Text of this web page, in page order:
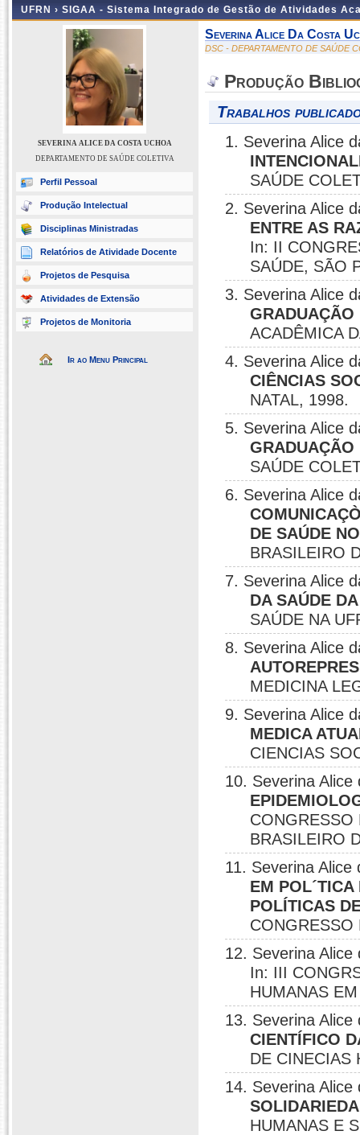
UFRN › SIGAA - Sistema Integrado de Gestão de Atividades
SEVERINA ALICE DA COSTA UCHOA
DEPARTAMENTO DE SAÚDE COLETIVA
Perfil Pessoal
Produção Intelectual
Disciplinas Ministradas
Relatórios de Atividade Docente
Projetos de Pesquisa
Atividades de Extensão
Projetos de Monitoria
Ir ao Menu Principal
Severina Alice Da Costa
DSC - DEPARTAMENTO DE SAÚDE
Produção
Trabalhos
1. Severina Alice
SAÚDE
2. Severina Alice
ENTRE AS
In: II
SAÚDE, SÃO
3. Severina Alice
GRADUAÇÃO
ACADÊMICA
4. Severina Alice
CIÊNCIAS
NATAL, 1998.
5. Severina Alice
GRADUAÇÃO
SAÚDE
6. Severina Alice
DE SAÚDE
BRASILEIRO
7. Severina Alice
DA SAÚDE
SAÚDE NA
8. Severina Alice
MEDICINA
9. Severina Alice
MEDICA
CIENCIAS
10. Severina
BRASILEIRO
11. Severina
EM
POLÍTICAS
CONGRESSO
12. Severina
In: III
HUMANAS
13. Severina
CIENTÍFICO
DE CINECIAS
14. Severina
HUMANAS E